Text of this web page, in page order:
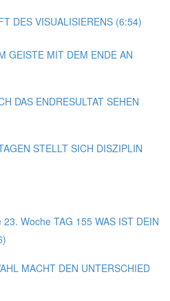
DES VISUALISIERENS (6:54)
GEISTE MIT DEM ENDE AN
DAS ENDRESULTAT SEHEN
STELLT SICH DISZIPLIN
Woche TAG 155 WAS IST DEIN
MACHT DEN UNTERSCHIED